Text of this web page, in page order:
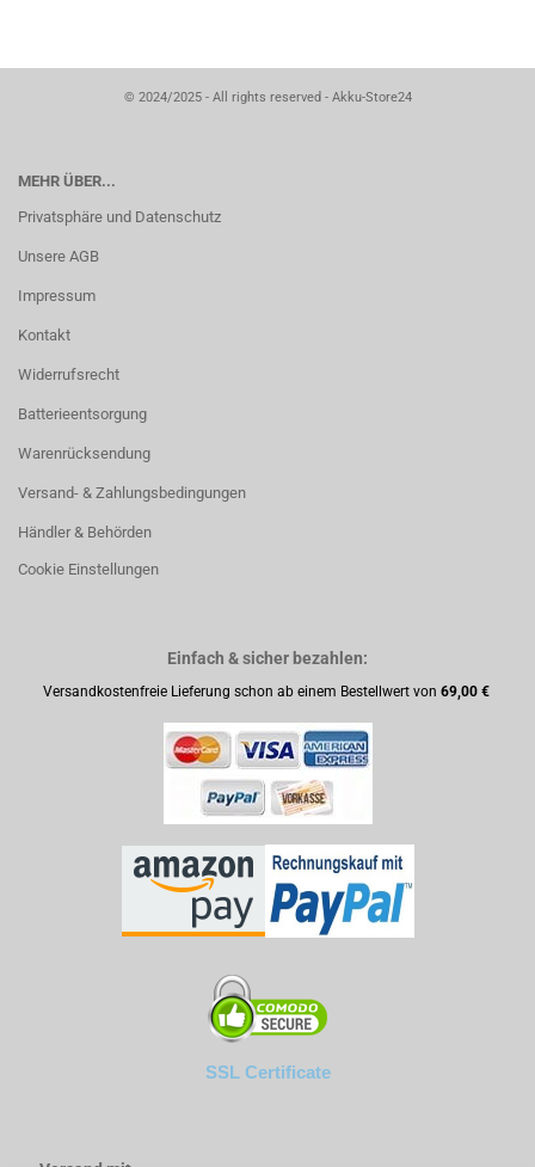
© 2024/2025 - All rights reserved - Akku-Store24
MEHR ÜBER...
Privatsphäre und Datenschutz
Unsere AGB
Impressum
Kontakt
Widerrufsrecht
Batterieentsorgung
Warenrücksendung
Versand- & Zahlungsbedingungen
Händler & Behörden
Cookie Einstellungen
Einfach & sicher bezahlen:
Versandkostenfreie Lieferung schon ab einem Bestellwert von 69,00 €
SSL Certificate